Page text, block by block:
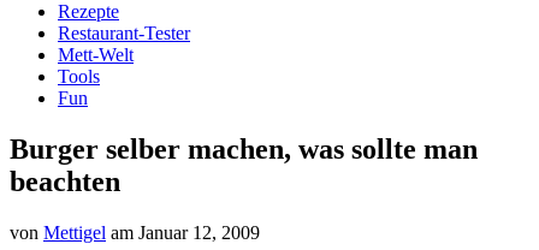
Rezepte
Restaurant-Tester
Mett-Welt
Tools
Fun
Burger selber machen, was sollte man
beachten
von Mettigel am Januar 12, 2009